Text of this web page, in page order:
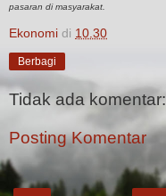
pasaran di masyarakat.
Ekonomi di 10.30
Berbagi
Tidak ada komentar:
Posting Komentar